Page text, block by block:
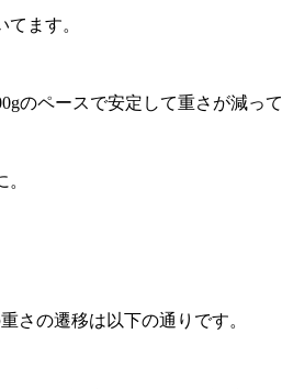
ます。
のペースで安定して重さが減っ
さの遷移は以下の通りです。